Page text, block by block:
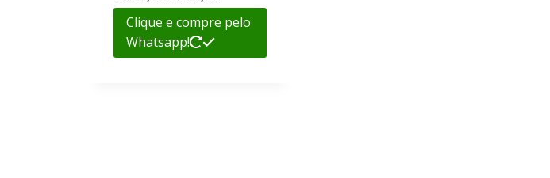
Clique e compre pelo
Whatsapp!